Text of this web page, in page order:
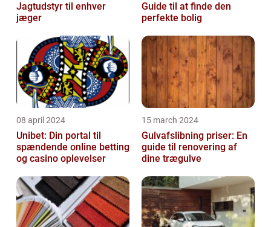
Jagtudstyr til enhver
jæger
Guide til at finde den
perfekte bolig
08 april 2024
Unibet: Din portal til
spændende online betting
og casino oplevelser
15 march 2024
Gulvafslibning priser: En
guide til renovering af
dine trægulve